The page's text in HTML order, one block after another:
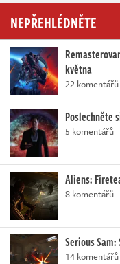
NEPŘEHLÉDNĚTE
května
22 komentářů
Poslechněte
5 komentářů
Aliens:
8 komentářů
Serious
14 komentářů